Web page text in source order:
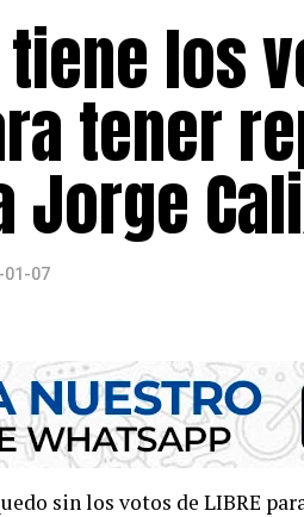
los
tener
Jorge
01-07
sin los votos de LIBRE